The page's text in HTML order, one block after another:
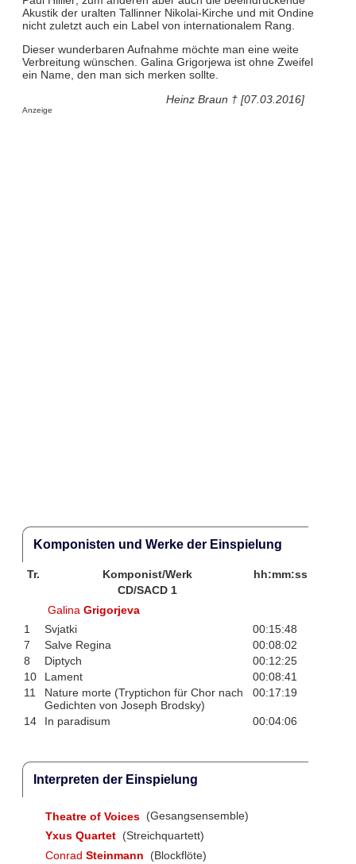
Akustik der uralten Tallinner Nikolai-Kirche und mit Ondine
nicht zuletzt auch ein Label von internationalem Rang.
Dieser wunderbaren Aufnahme möchte man eine weite
Verbreitung wünschen. Galina Grigorjewa ist ohne Zweifel
ein Name, den man sich merken sollte.
Heinz Braun † [07.03.2016]
Anzeige
Komponisten und Werke der Einspielung
Tr. Komponist/Werk
hh:mm:ss
CD/SACD 1
GalinaGrigorjeva
1
Svjatki
00:15:48
7
Salve Regina
00:08:02
8
Diptych
00:12:25
10
Lament
00:08:41
11
Nature morte (Tryptichon für Chor nach
Gedichten von Joseph Brodsky)
00:17:19
14 In paradisum 00:04:06
Interpreten der Einspielung
Theatre of Voices (Gesangsensemble)
Yxus Quartet (Streichquartett)
Conrad Steinmann (Blockflöte)